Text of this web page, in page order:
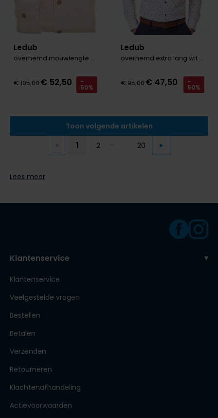
Ledub
overhemd mouwlengte 7 lichtbruin
€ 105,00€ 52,50 -
50%
Ledub
overhemd extra lang wit geprint
€ 95,00€ 47,50 -
50%
Toon volgende artikelen
Vorige
1 2
...
Page
20Volgende
Lees meer
Klantenservice
Klantenservice
Veelgestelde vragen
Bestellen
Betalen
Verzenden
Retourneren
Klachtenafhandeling
Actievoorwaarden